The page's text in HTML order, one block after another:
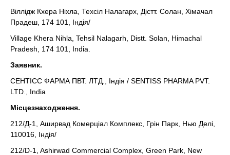
Віллідж Кхера Ніхла, Техсіл Налагарх, Дістт. Солан, Хімачал
Прадеш, 174 101, Індія/
Village Khera Nihla, Tehsil Nalagarh, Distt. Solan, Himachal
Pradesh, 174 101, India.
Заявник.
СЕНТIСС ФАРМА ПВТ. ЛТД., Індія / SENTISS PHARMA PVT.
LTD., India
Місцезнаходження.
212/Д-1, Аширвад Комерціал Комплекс, Грін Парк, Нью Делі,
110016, Індія/
212/D-1, Ashirwаd Commercial Complex, Green Park, New